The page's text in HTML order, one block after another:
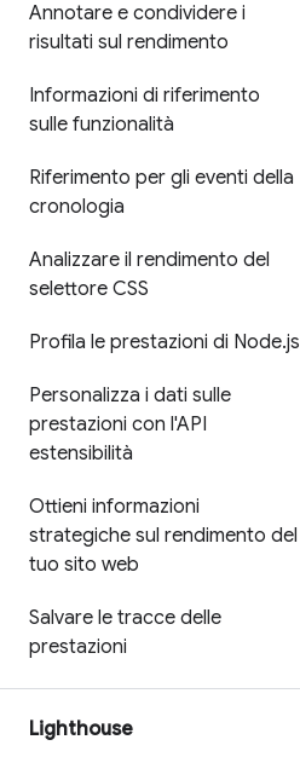
Annotare e condividere i
risultati sul rendimento
Informazioni di riferimento
sulle funzionalità
Riferimento per gli eventi della
cronologia
Analizzare il rendimento del
selettore CSS
Profila le prestazioni di Node.js
Personalizza i dati sulle
prestazioni con l'API
estensibilità
Ottieni informazioni
strategiche sul rendimento del
tuo sito web
Salvare le tracce delle
prestazioni
Lighthouse